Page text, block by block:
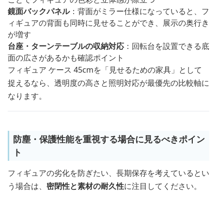
鏡面バックパネル：背面がミラー仕様になっていると、フ
ィギュアの背面も同時に見せることができ、展示の奥行き
が増す
台座・ターンテーブルの収納対応 ：回転台を設置できる底
面の広さがあるかも確認ポイント
フィギュア ケース 45cmを「見せるための家具」として
捉えるなら、透明度の高さと照明対応が最優先の比較軸に
なります。
防塵・保護性能を重視する場合に見るべきポイン
ト
フィギュアの劣化を防ぎたい、長期保存を考えているとい
う場合は、 密閉性と素材の耐久性に注目してください。